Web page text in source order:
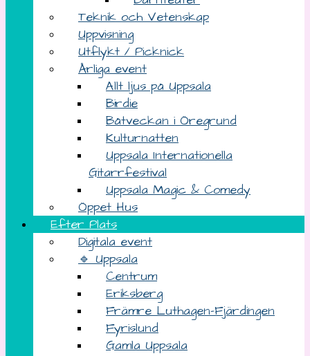
Teknik och Vetenskap
Uppvisning
Utflykt / Picknick
Årliga event
Allt ljus på Uppsala
Birdie
Båtveckan i Öregrund
Kulturnatten
Uppsala Internationella
Gitarrfestival
Uppsala Magic & Comedy
Öppet Hus
Efter Plats
Digitala event
🔹 Uppsala
Centrum
Eriksberg
Främre Luthagen-Fjärdingen
Fyrislund
Gamla Uppsala